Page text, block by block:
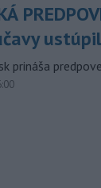
prináša